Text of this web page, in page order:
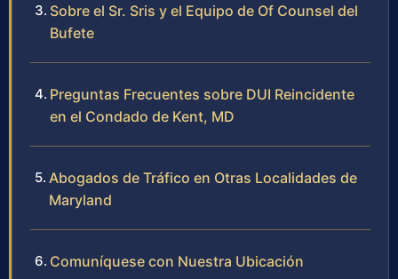
Sobre el Sr. Sris y el Equipo de Of Counsel del
Bufete
Preguntas Frecuentes sobre DUI Reincidente
en el Condado de Kent, MD
Abogados de Tráfico en Otras Localidades de
Maryland
Comuníquese con Nuestra Ubicación